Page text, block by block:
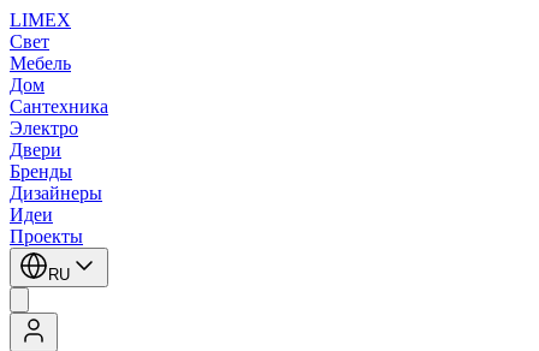
LIMEX
Свет
Мебель
Дом
Сантехника
Электро
Двери
Бренды
Дизайнеры
Идеи
Проекты
RU